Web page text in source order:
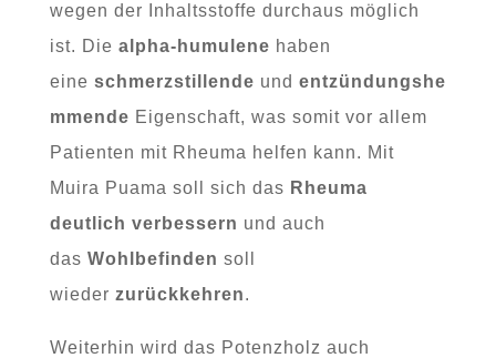
wegen der Inhaltsstoffe durchaus möglich
ist. Die alpha-humulene haben
eine schmerzstillende und entzündungshe
mmende Eigenschaft, was somit vor allem
Patienten mit Rheuma helfen kann. Mit
Muira Puama soll sich das Rheuma
deutlich verbessern und auch
das Wohlbefinden soll
wieder zurückkehren.
Weiterhin wird das Potenzholz auch